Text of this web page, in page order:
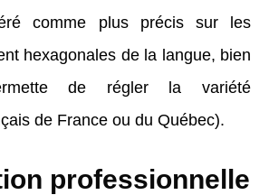
comme plus précis sur les
hexagonales de la langue, bien
de régler la variété
de France ou du Québec).
professionnelle